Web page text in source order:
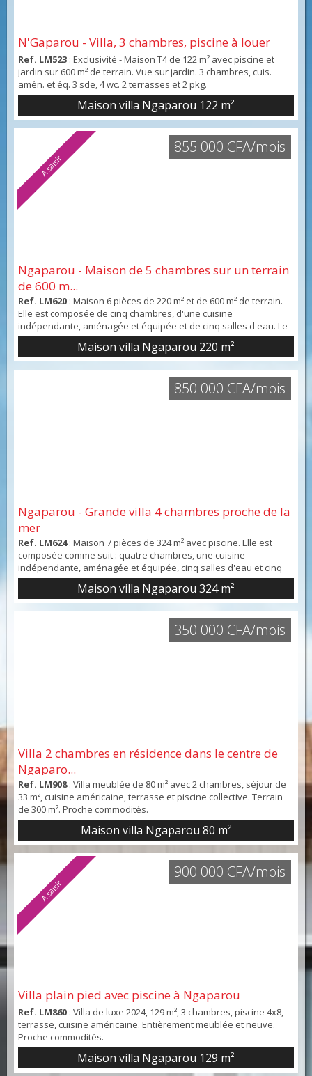
N'Gaparou - Villa, 3 chambres, piscine à louer
Ref. LM523 : Exclusivité - Maison T4 de 122 m² avec piscine et
jardin sur 600 m² de terrain. Vue sur jardin. 3 chambres, cuis.
amén. et éq. 3 sde, 4 wc. 2 terrasses et 2 pkg.
Maison villa Ngaparou 122 m²
A saisir
Ngaparou - Maison de 5 chambres sur un terrain
de 600 m...
Ref. LM620 : Maison 6 pièces de 220 m² et de 600 m² de terrain.
Elle est composée de cinq chambres, d'une cuisine
indépendante, aménagée et équipée et de cinq salles d'eau. Le
plus : elle bénéficie de deux places de parking et de deux
terrasses. Intérieur en bon état.
Maison villa Ngaparou 220 m²
855 000 CFA/mois
Ngaparou - Grande villa 4 chambres proche de la
mer
Ref. LM624: Maison 7 pièces de 324 m² avec piscine. Elle est
composée comme suit : quatre chambres, une cuisine
indépendante, aménagée et équipée, cinq salles d'eau et cinq
toilettes. En annexe, il y a une place de parking et une terrasse.
Intérieur en bon état. Vue sur un jardin.
Maison villa Ngaparou 324 m²
850 000 CFA/mois
Villa 2 chambres en résidence dans le centre de
Ngaparo...
Ref. LM908: Villa meublée de 80 m² avec 2 chambres, séjour de
33 m², cuisine américaine, terrasse et piscine collective. Terrain
de 300 m². Proche commodités.
Maison villa Ngaparou 80 m²
350 000 CFA/mois
A saisir
Villa plain pied avec piscine à Ngaparou
Ref. LM860 : Villa de luxe 2024, 129 m², 3 chambres, piscine 4x8,
terrasse, cuisine américaine. Entièrement meublée et neuve.
Proche commodités.
Maison villa Ngaparou 129 m²
900 000 CFA/mois